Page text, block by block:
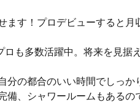
ます！プロデビューすると月
も多数活躍中。将来を見据
分の都合のいい時間でしっか
備、シャワールームもあるの